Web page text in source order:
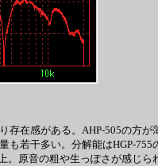
在感がある。AHP-505の方
若干多い。分解能はHGP-
原音の粗や生っぽさが感じ